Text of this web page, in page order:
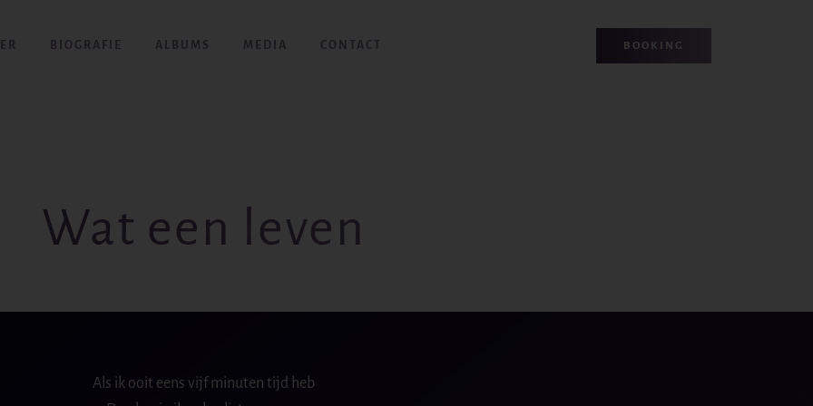
BIOGRAFIE ALBUMS MEDIA CONTACT BOOKING
Wat een leven
Als ik ooit eens vijf minuten tijd heb